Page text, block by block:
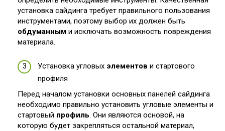
установка сайдинга требует правильного пользования
инструментами, поэтому выбор их должен быть
обдуманным и исключать возможность повреждения
материала.
Установка угловых элементов и стартового
профиля
Перед началом установки основных панелей сайдинга
необходимо правильно установить угловые элементы и
стартовый профиль. Они являются основой, на
которую будет закрепляться остальной материал,